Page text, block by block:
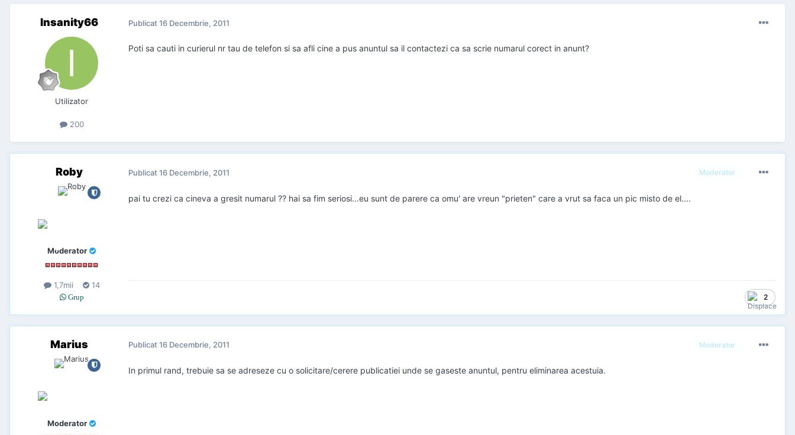
Insanity66
Utilizator
200
Publicat16 Decembrie, 2011
Poti sa cauti in curierul nr tau de telefon si sa afli cine a pus anuntul sa il contactezi ca sa scrie numarul corect in anunt?
Roby
Moderator
1,7mii 14
Grup
Moderator
Publicat16 Decembrie, 2011
pai tu crezi ca cineva a gresit numarul ?? hai sa fim seriosi...eu sunt de parere ca omu' are vreun "prieten" care a vrut sa faca un pic misto de el....
2
Marius
Moderator
Moderator
Publicat16 Decembrie, 2011
In primul rand, trebuie sa se adreseze cu o solicitare/cerere publicatiei unde se gaseste anuntul, pentru eliminarea acestuia.